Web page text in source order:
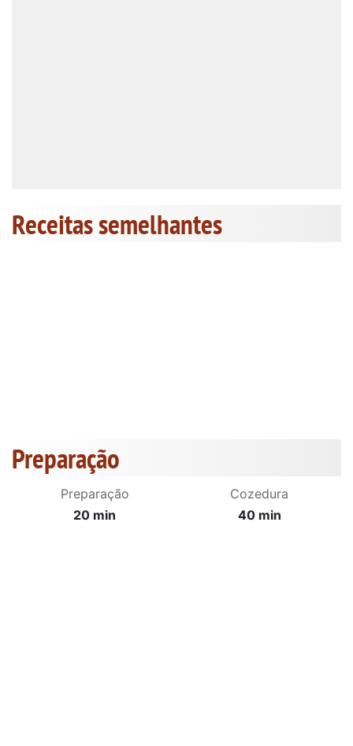
Receitas semelhantes
Preparação
Preparação
20 min
Cozedura
40 min